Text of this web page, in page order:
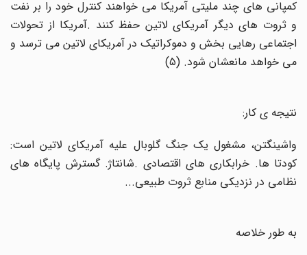
کمپانی های چند ملیتی آمریکا می خواهند کنترل خود را بر نفت
و ثروت های دیگر آمریکای لاتین حفظ کنند.آمریکا از تحولات
اجتماعی رهایی بخش و دموکراتیک در آمریکای لاتین می ترسد و
می خواهد مانعشان شود. (۵ (
نتیجه ی کار:
واشینگتن، مشغول یک جنگ گلوبال علیه آمریکای لاتین است:
کودتا ها. خرابکاری های اقتصادی.شانتاژ. گسترش پایگاه های
نظامی در نزدیکی منابع ثروت طبیعی...
به طور خلاصه